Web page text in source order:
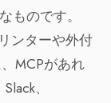
ものです。
ンターや外付
MCPがあれ
、